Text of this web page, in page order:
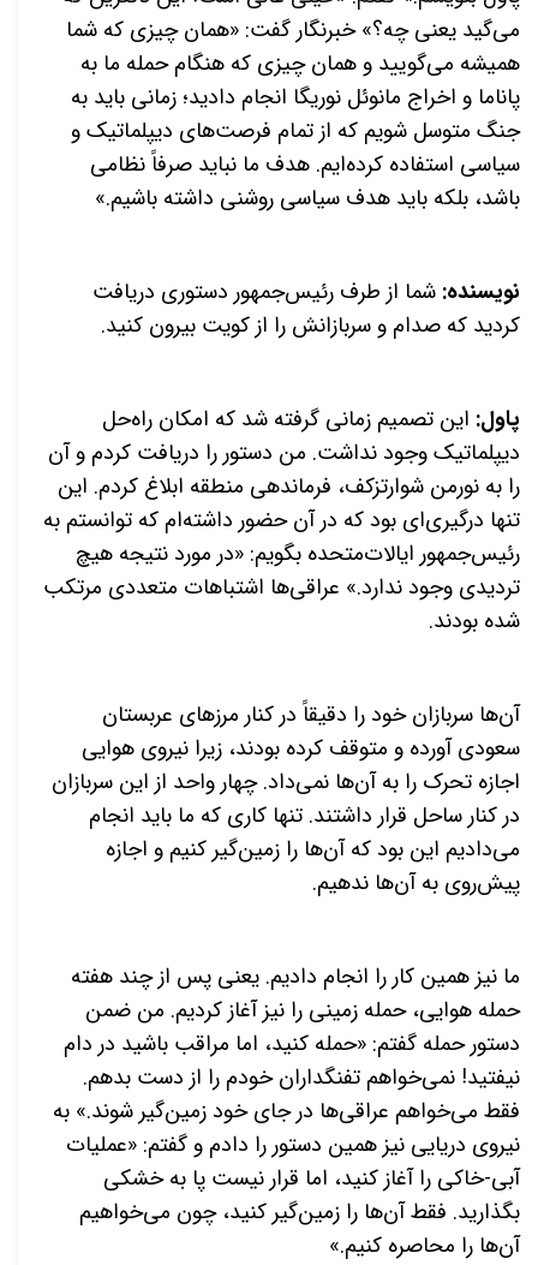
می‌گید یعنی چه؟» خبرنگار گفت: «همان چیزی که شما
همیشه می‌گویید و همان چیزی که هنگام حمله ما به
پاناما و اخراج مانوئل نوریگا انجام دادید؛ زمانی باید به
جنگ متوسل شویم که از تمام فرصت‌های دیپلماتیک و
سیاسی استفاده کرده‌ایم. هدف ما نباید صرفاً نظامی
باشد، بلکه باید هدف سیاسی روشنی داشته باشیم.»
نویسنده: شما از طرف رئیس‌جمهور دستوری دریافت
کردید که صدام و سربازانش را از کویت بیرون کنید.
پاول: این تصمیم زمانی گرفته شد که امکان راه‌حل
دیپلماتیک وجود نداشت. من دستور را دریافت کردم و آن
را به نورمن شوارتزکف، فرماندهی منطقه ابلاغ کردم. این
تنها درگیری‌ای بود که در آن حضور داشته‌ام که توانستم به
رئیس‌جمهور ایالات‌متحده بگویم: «در مورد نتیجه هیچ
تردیدی وجود ندارد.» عراقی‌ها اشتباهات متعددی مرتکب
شده بودند.
آن‌ها سربازان خود را دقیقاً در کنار مرزهای عربستان
سعودی آورده و متوقف کرده بودند، زیرا نیروی هوایی
اجازه تحرک را به آن‌ها نمی‌داد. چهار واحد از این سربازان
در کنار ساحل قرار داشتند. تنها کاری که ما باید انجام
می‌دادیم این بود که آن‌ها را زمین‌گیر کنیم و اجازه
پیش‌روی به آن‌ها ندهیم.
ما نیز همین کار را انجام دادیم. یعنی پس از چند هفته
حمله هوایی، حمله زمینی را نیز آغاز کردیم. من ضمن
دستور حمله گفتم: «حمله کنید، اما مراقب باشید در دام
نیفتید! نمی‌خواهم تفنگداران خودم را از دست بدهم.
فقط می‌خواهم عراقی‌ها در جای خود زمین‌گیر شوند.» به
نیروی دریایی نیز همین دستور را دادم و گفتم: «عملیات
آبی-خاکی را آغاز کنید، اما قرار نیست پا به خشکی
بگذارید. فقط آن‌ها را زمین‌گیر کنید، چون می‌خواهیم
آن‌ها را محاصره کنیم.»